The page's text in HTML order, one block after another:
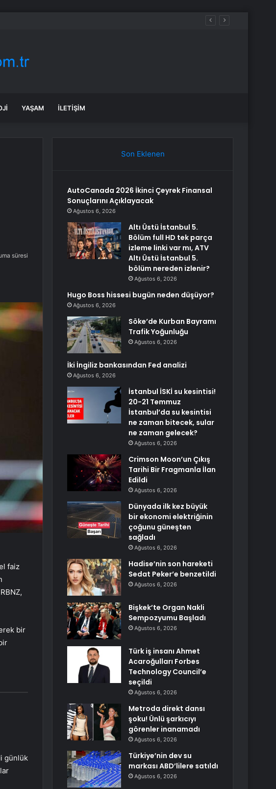
ATV Altı Üstü İstanbul 5. bölüm nereden izlenir?
YAŞAM İLETIŞIM
süresi
faiz
bir
günlük
Son Eklenen
AutoCanada 2026 İkinci Çeyrek Finansal
Sonuçlarını Açıklayacak
Ağustos 6, 2026
Altı Üstü İstanbul 5.
Bölüm full HD tek parça
izleme linki var mı, ATV
Altı Üstü İstanbul 5.
bölüm nereden izlenir?
Ağustos 6, 2026
Hugo Boss hissesi bugün neden düşüyor?
Ağustos 6, 2026
Söke’de Kurban Bayramı
Trafik Yoğunluğu
Ağustos 6, 2026
İki İngiliz bankasından Fed analizi
Ağustos 6, 2026
İstanbul İSKİ su kesintisi!
20-21 Temmuz
İstanbul’da su kesintisi
ne zaman bitecek, sular
ne zaman gelecek?
Ağustos 6, 2026
Crimson Moon’un Çıkış
Tarihi Bir Fragmanla İlan
Edildi
Ağustos 6, 2026
Dünyada ilk kez büyük
bir ekonomi elektriğinin
çoğunu güneşten
sağladı
Ağustos 6, 2026
Hadise’nin son hareketi
Sedat Peker’e benzetildi
Ağustos 6, 2026
Bişkek’te Organ Nakli
Sempozyumu Başladı
Ağustos 6, 2026
Türk iş insanı Ahmet
Acaroğulları Forbes
Technology Council’e
seçildi
Ağustos 6, 2026
Metroda direkt dansı
şoku! Ünlü şarkıcıyı
görenler inanamadı
Ağustos 6, 2026
Türkiye’nin dev su
markası ABD’lilere satıldı
Ağustos 6, 2026